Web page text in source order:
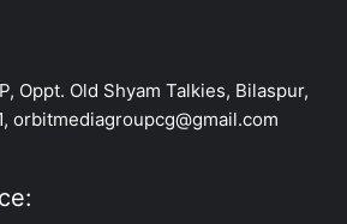
Oppt. Old Shyam Talkies, Bilaspur,
orbitmediagroupcg@gmail.com